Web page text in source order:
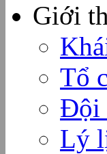
Giới
Tổ
Đội
Lý